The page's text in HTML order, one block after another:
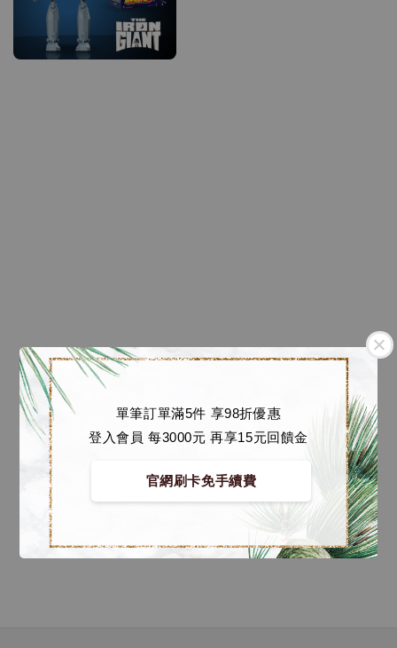
單筆訂單滿5件 享98折優惠
登入會員 每3000元 再享15元回饋金
官網刷卡免手續費
【店內現貨】鐵巨人 系
列可動模型 鐵巨人與豪
加斯 [Super7]
Regular
price
NT$ 2,380